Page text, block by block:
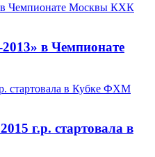
Чемпионате Москвы КХК
в Чемпионате
стартовала в Кубке ФХМ
г.р. стартовала в